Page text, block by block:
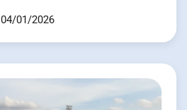
04/01/2026